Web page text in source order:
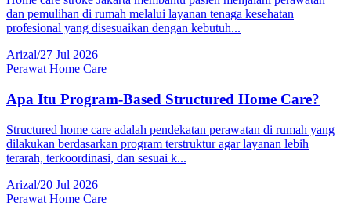
dan pemulihan di rumah melalui layanan tenaga kesehatan
profesional yang disesuaikan dengan kebutuh...
Arizal/27 Jul 2026
Perawat Home Care
Apa Itu Program-Based Structured Home Care?
Structured home care adalah pendekatan perawatan di rumah yang
dilakukan berdasarkan program terstruktur agar layanan lebih
terarah, terkoordinasi, dan sesuai k...
Arizal/20 Jul 2026
Perawat Home Care